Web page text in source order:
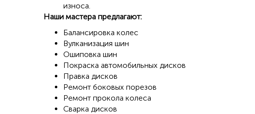
износа.
Наши мастера предлагают:
Балансировка колес
Вулканизация шин
Ошиповка шин
Покраска автомобильных дисков
Правка дисков
Ремонт боковых порезов
Ремонт прокола колеса
Сварка дисков